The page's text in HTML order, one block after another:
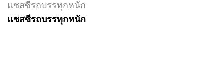
แชสซีรถบรรทุกหนัก
แชสซีรถบรรทุกหนัก